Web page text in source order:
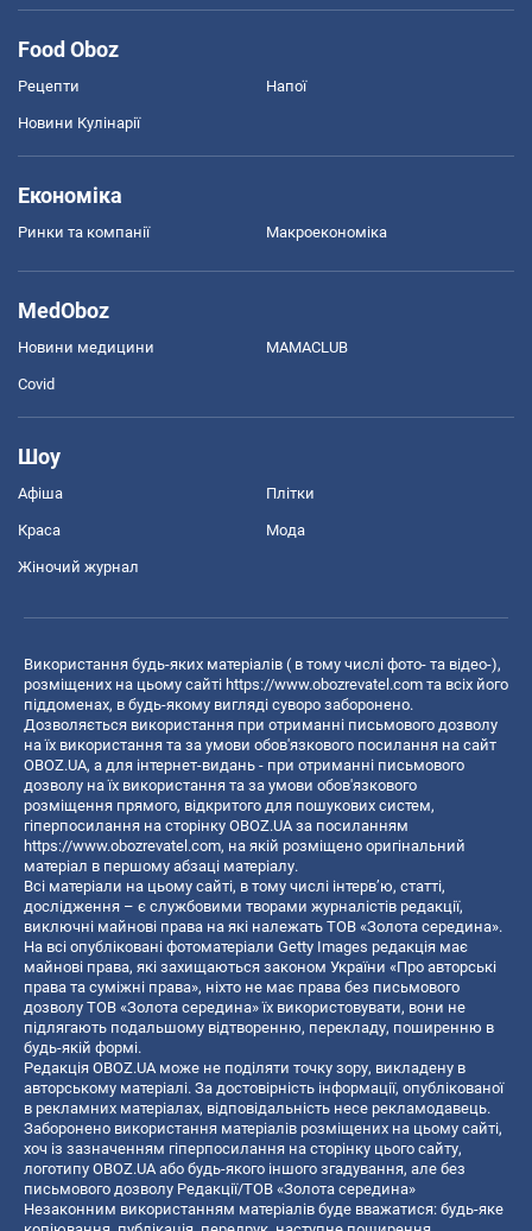
Food Oboz
Рецепти Напої
Новини Кулінарії
Економіка
Ринки та компанії Макроекономіка
MedOboz
Новини медицини MAMACLUB
Covid
Шоу
Афіша Плітки
Краса Мода
Жіночий журнал
Використання будь-яких матеріалів ( в тому числі фото- та відео-),
розміщених на цьому сайті https://www.obozrevatel.com та всіх його
піддоменах, в будь-якому вигляді суворо заборонено.
Дозволяється використання при отриманні письмового дозволу
на їх використання та за умови обов'язкового посилання на сайт
OBOZ.UA, а для інтернет-видань - при отриманні письмового
дозволу на їх використання та за умови обов'язкового
розміщення прямого, відкритого для пошукових систем,
гіперпосилання на сторінку OBOZ.UA за посиланням
https://www.obozrevatel.com, на якій розміщено оригінальний
матеріал в першому абзаці матеріалу.
Всі матеріали на цьому сайті, в тому числі інтерв’ю, статті,
дослідження – є службовими творами журналістів редакції,
виключні майнові права на які належать ТОВ «Золота середина».
На всі опубліковані фотоматеріали Getty Images редакція має
майнові права, які захищаються законом України «Про авторські
права та суміжні права», ніхто не має права без письмового
дозволу ТОВ «Золота середина» їх використовувати, вони не
підлягають подальшому відтворенню, перекладу, поширенню в
будь-якій формі.
Редакція OBOZ.UA може не поділяти точку зору, викладену в
авторському матеріалі. За достовірність інформації, опублікованої
в рекламних матеріалах, відповідальність несе рекламодавець.
Заборонено використання матеріалів розміщених на цьому сайті,
хоч із зазначенням гіперпосилання на сторінку цього сайту,
логотипу OBOZ.UA або будь-якого іншого згадування, але без
письмового дозволу Редакції/ТОВ «Золота середина»
Незаконним використанням матеріалів буде вважатися: будь-яке